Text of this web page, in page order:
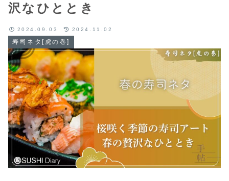
沢なひととき
寿司ネタ[虎の巻]
2024.09.03 2024.11.02